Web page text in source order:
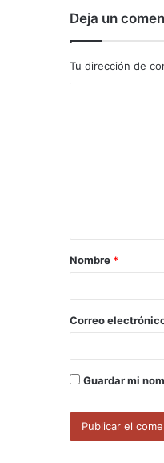
Deja un
Tu dirección de
a
r
*
Nombre *
Correo
Guardar mi